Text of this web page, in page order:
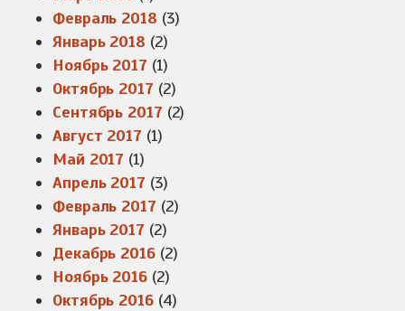
Февраль 2018 (3)
Январь 2018 (2)
Ноябрь 2017 (1)
Октябрь 2017 (2)
Сентябрь 2017 (2)
Август 2017 (1)
Май 2017 (1)
Апрель 2017 (3)
Февраль 2017 (2)
Январь 2017 (2)
Декабрь 2016(2)
Ноябрь 2016(2)
Октябрь 2016(4)